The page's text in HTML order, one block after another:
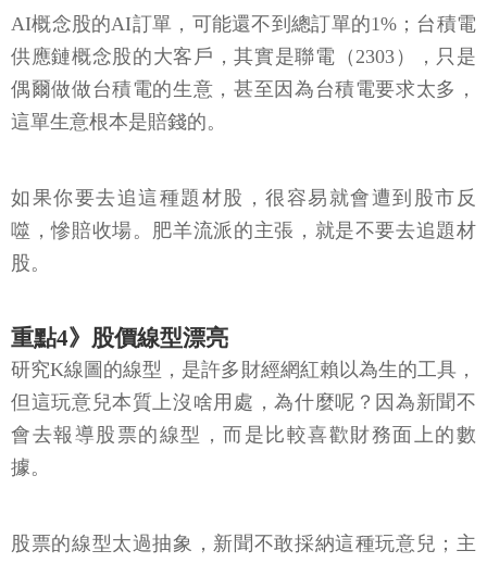
AI概念股的AI訂單，可能還不到總訂單的1%；台積電
供應鏈概念股的大客戶，其實是聯電（2303），只是
偶爾做做台積電的生意，甚至因為台積電要求太多，
這單生意根本是賠錢的。
如果你要去追這種題材股，很容易就會遭到股市反
噬，慘賠收場。肥羊流派的主張，就是不要去追題材
股。
重點4》股價線型漂亮
研究K線圖的線型，是許多財經網紅賴以為生的工具，
但這玩意兒本質上沒啥用處，為什麼呢？因為新聞不
會去報導股票的線型，而是比較喜歡財務面上的數
據。
股票的線型太過抽象，新聞不敢採納這種玩意兒；主